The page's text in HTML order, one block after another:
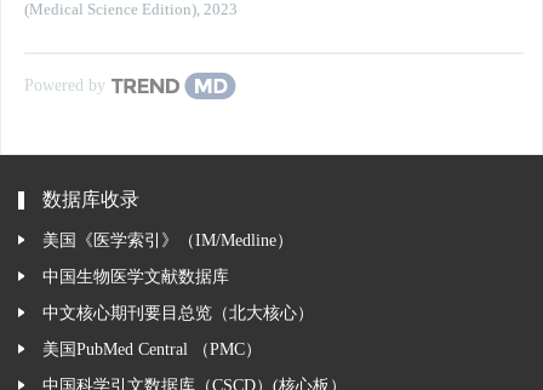
(Medical Science Edition), 2023
Powered by
数据库收录
美国《医学索引》（IM/Medline）
中国生物医学文献数据库
中文核心期刊要目总览（北大核心）
美国PubMed Central （PMC）